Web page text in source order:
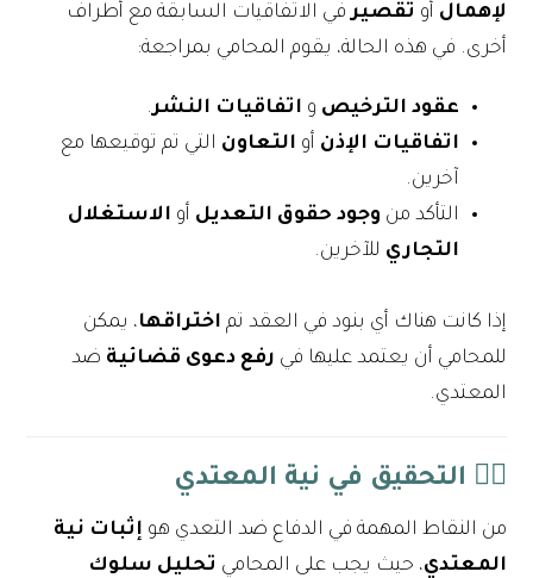
لإهمال أو تقصيرفي الاتفاقيات السابقة مع أطراف
أخرى. في هذه الحالة، يقوم المحامي بمراجعة:
عقود الترخيص و اتفاقيات النشر.
اتفاقيات الإذن أو التعاون التي تم توقيعها مع
آخرين.
التأكد من وجود حقوق التعديل أو الاستغلال
التجاري للآخرين.
إذا كانت هناك أي بنود في العقد تم اختراقها، يمكن
للمحامي أن يعتمد عليها في رفع دعوى قضائية ضد
المعتدي.
٤️⃣ التحقيق في نية المعتدي
من النقاط المهمة في الدفاع ضد التعدي هو إثبات نية
المعتدي، حيث يجب على المحامي تحليل سلوك